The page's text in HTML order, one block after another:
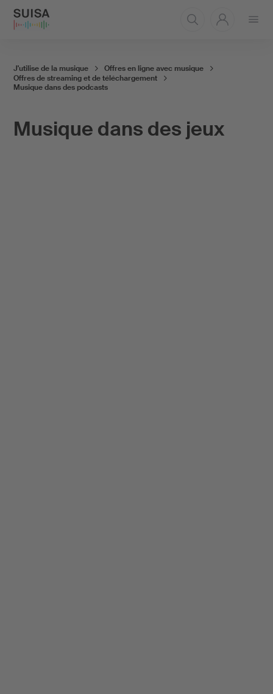
le
Musique dans des jeux
J'utilise de la musique
Offres en ligne avec musique
Offres de streaming et de téléchargement
Musique dans des podcasts